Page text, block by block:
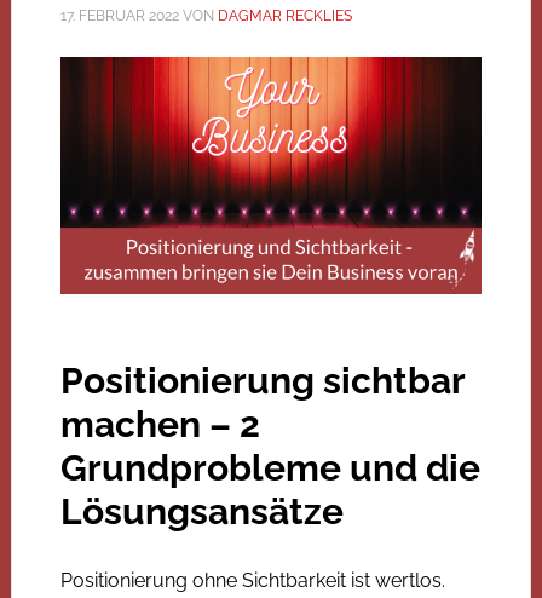
17. FEBRUAR 2022VON DAGMAR RECKLIES
Positionierung sichtbar
machen – 2
Grundprobleme und die
Lösungsansätze
Positionierung ohne Sichtbarkeit ist wertlos.